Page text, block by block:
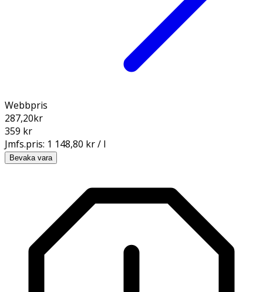
Webbpris
287,20kr
359 kr
Jmfs.pris: 1 148,80 kr / l
Bevaka vara